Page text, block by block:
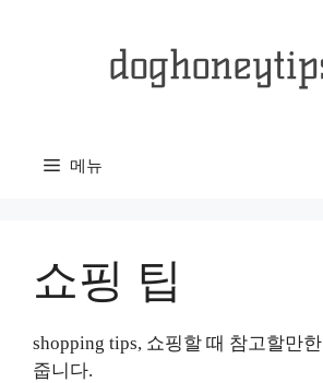
메뉴
쇼핑 팁
shopping tips, 쇼핑할 때 참고할만
줍니다.